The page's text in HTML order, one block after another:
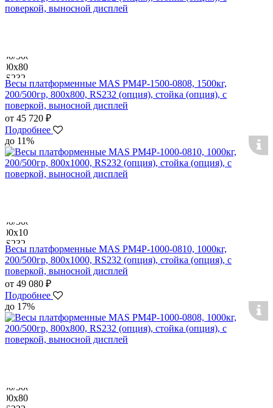
Весы платформенные MAS PM4P-1500-0808, 1500кг,
200/500гр, 800х800, RS232 (опция), стойка (опция), с
поверкой, выносной дисплей
от 45 720 ₽
Подробнее
до 11%
Весы платформенные MAS PM4P-1000-0810, 1000кг,
200/500гр, 800х1000, RS232 (опция), стойка (опция), с
поверкой, выносной дисплей
от 49 080 ₽
Подробнее
до 17%